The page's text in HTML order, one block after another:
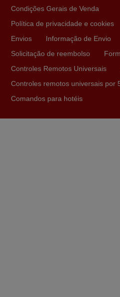
programação. Recomendo
Já recebi o comando bem
Condições Gerais de Venda
Política de privacidade e cookies
Envios
Informação de Envio
Solicitação de reembolso
Controles Remotos Universais
Controles remotos universais por
Comandos para hotéis